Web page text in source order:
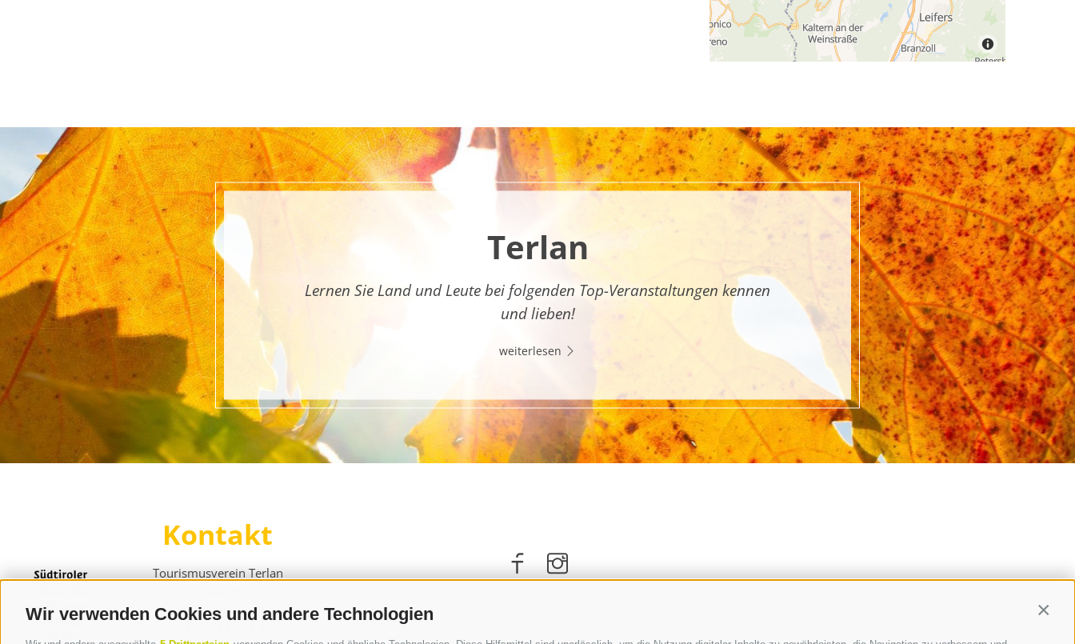
Wir verwenden Cookies und andere Technologien
Terlan
Lernen Sie Land und Leute bei folgenden Top-Veranstaltungen kennen
und lieben!
weiterlesen
Kontakt
Tourismusverein Terlan
I - 39018 Terlan BZ